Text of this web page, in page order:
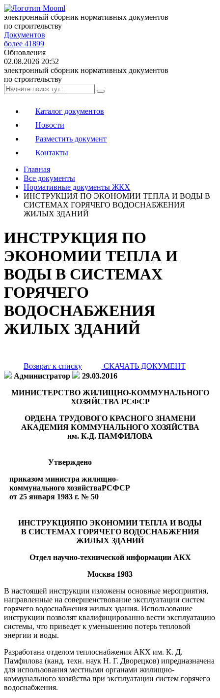
электронный сборник нормативных документов
по строительству
Документов
более 41899
Обновления
02.08.2026 20:52
электронный сборник нормативных документов
по строительству
Каталог документов
Новости
Разместить документ
Контакты
Главная
Все документы
Нормативные документы ЖКХ
ИНСТРУКЦИЯ ПО ЭКОНОМИИ ТЕПЛА И ВОДЫ В
СИСТЕМАХ ГОРЯЧЕГО ВОДОСНАБЖЕНИЯ
ЖИЛЫХ ЗДАНИЙ
ИНСТРУКЦИЯ ПО
ЭКОНОМИИ ТЕПЛА И
ВОДЫ В СИСТЕМАХ
ГОРЯЧЕГО
ВОДОСНАБЖЕНИЯ
ЖИЛЫХ ЗДАНИЙ
Возврат к списку
СКАЧАТЬ ДОКУМЕНТ
Администратор
29.03.2016
МИНИСТЕРСТВО ЖИЛИЩНО-КОММУНАЛЬНОГО
ХОЗЯЙСТВА РСФСР
ОРДЕНА ТРУДОВОГО КРАСНОГО ЗНАМЕНИ
АКАДЕМИЯ КОММУНАЛЬНОГО ХОЗЯЙСТВА
им. К.Д. ПАМФИЛОВА
Утверждено
приказом министра жилищно-
коммунального хозяйстваPCФCP
от 25 января 1983 г. № 50
ИНСТРУКЦИЯПО ЭКОНОМИИ ТЕПЛА И ВОДЫ
В СИСТЕМАХ ГОРЯЧЕГО ВОДОСНАБЖЕНИЯ
ЖИЛЫХ ЗДАНИЙ
Отдел научно-технической информации АКХ
Москва 1983
В настоящей инструкции изложены основные мероприятия,
направленные на совершенствование эксплуатации систем
горячего водоснабжения жилых здания. Использование
инструкции позволят квалифицированно вести эксплуатацию
системы, что приведет к уменьшению потерь тепловой
энергии и воды.
Разработана отделом теплоснабжения АКХ им. К. Д.
Памфилова (канд. техн. наук Н. Г. Дворецков) ипредназначена
для использования местными органами жилищно-
коммунального хозяйства при эксплуатации систем горячего
водоснабжения.